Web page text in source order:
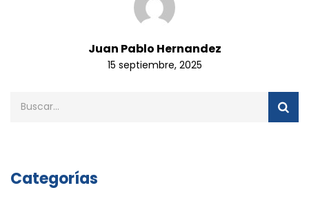
Juan Pablo Hernandez
15 septiembre, 2025
Categorías